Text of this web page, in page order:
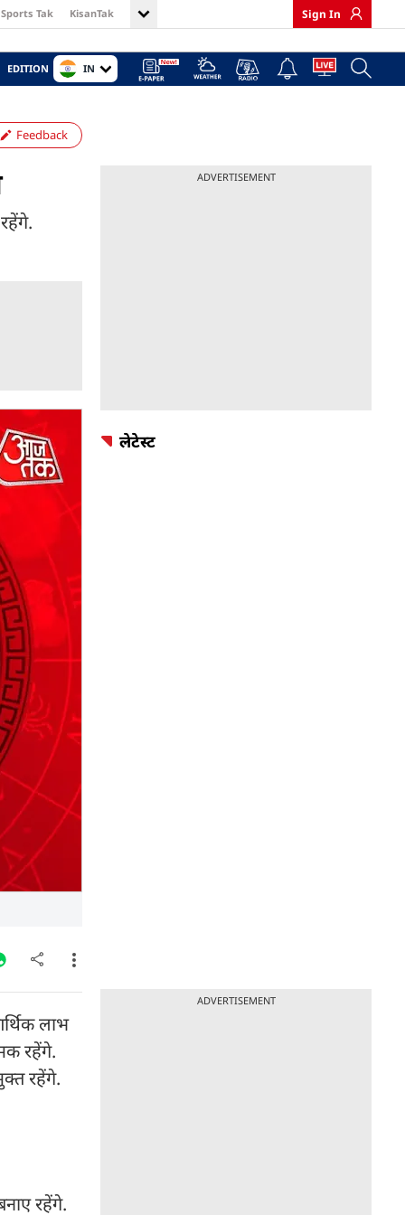
Sports Tak KisanTak Sign In
EDITION IN
Feedback
लाभ
रहेंगे.
रहेंगे.
रहेंगे.
ADVERTISEMENT
लेटेस्ट
ADVERTISEMENT